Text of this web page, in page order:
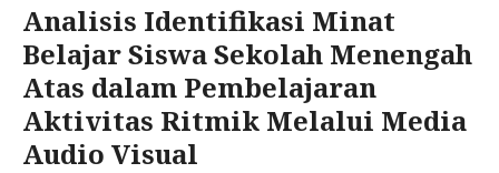
Analisis Identifikasi Minat
Belajar Siswa Sekolah Menengah
Atas dalam Pembelajaran
Aktivitas Ritmik Melalui Media
Audio Visual